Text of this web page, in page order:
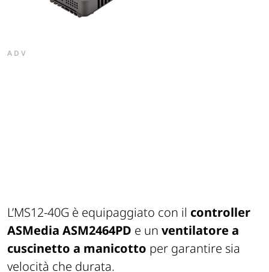
ADV
L’MS12-40G è equipaggiato con il controller
ASMedia ASM2464PD e un ventilatore a
cuscinetto a manicotto per garantire sia
velocità che durata.